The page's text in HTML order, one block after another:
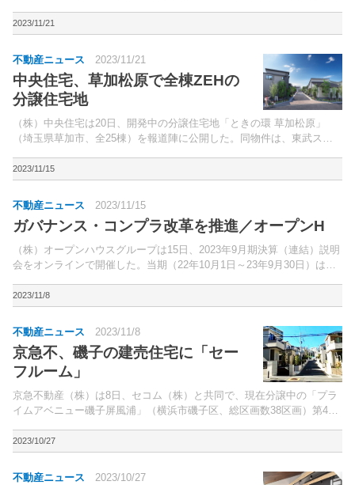
開始すると発表した。計画地は、バンコ...
2023/11/21
不動産ニュース 2023/11/21
中央住宅、草加松原で全棟ZEHの
分譲住宅地
（株）中央住宅は20日、開発中の分譲住宅地「ときの環 草加松原」
（埼玉県草加市、全25棟）を報道陣に公開した。同物件は、東武スカ
2023/11/15
不動産ニュース 2023/11/15
ガバナンス・コンプラ改革を推進／オープンH
（株）オープンハウスグループは15日、2023年9月期決算（連結）説明
会をオンラインで開催した。当期（22年10月1日～23年9月30日）は、
3,000万円（同19...
2023/11/8
不動産ニュース 2023/11/8
京急不、磯子の建売住宅に「セー
フルーム」
京急不動産（株）は8日、セコム（株）と共同で、現在分譲中の「プラ
イムアベニュー磯子屏風浦」（横浜市磯子区、総区画数38区画）第4期
と発表した。建売戸建住宅としては日本初の取り組み。...
2023/10/27
不動産ニュース 2023/10/27